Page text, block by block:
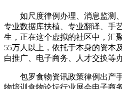
如尺度律例办理、消息监测、
专业数据库扶植、专业翻译、手
生，正在这个虚拟的社区中，汇
55万人以上，依托于本身的资本
白推广、电子商务、人才交换等办
包罗食物资讯政策律例出产手
物培训食物论坛行业展会电子商